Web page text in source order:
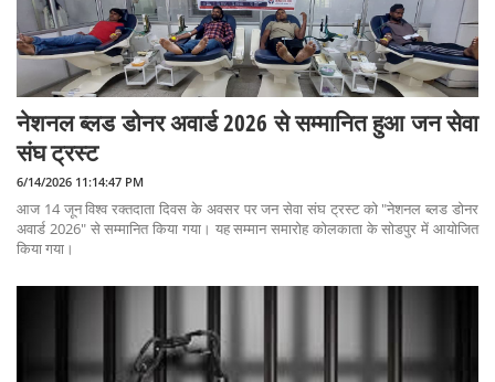
नेशनल ब्लड डोनर अवार्ड 2026 से सम्मानित हुआ जन सेवा
संघ ट्रस्ट
6/14/2026 11:14:47 PM
आज 14 जून विश्व रक्तदाता दिवस के अवसर पर जन सेवा संघ ट्रस्ट को "नेशनल ब्लड डोनर
अवार्ड 2026" से सम्मानित किया गया। यह सम्मान समारोह कोलकाता के सोडपुर में आयोजित
किया गया।